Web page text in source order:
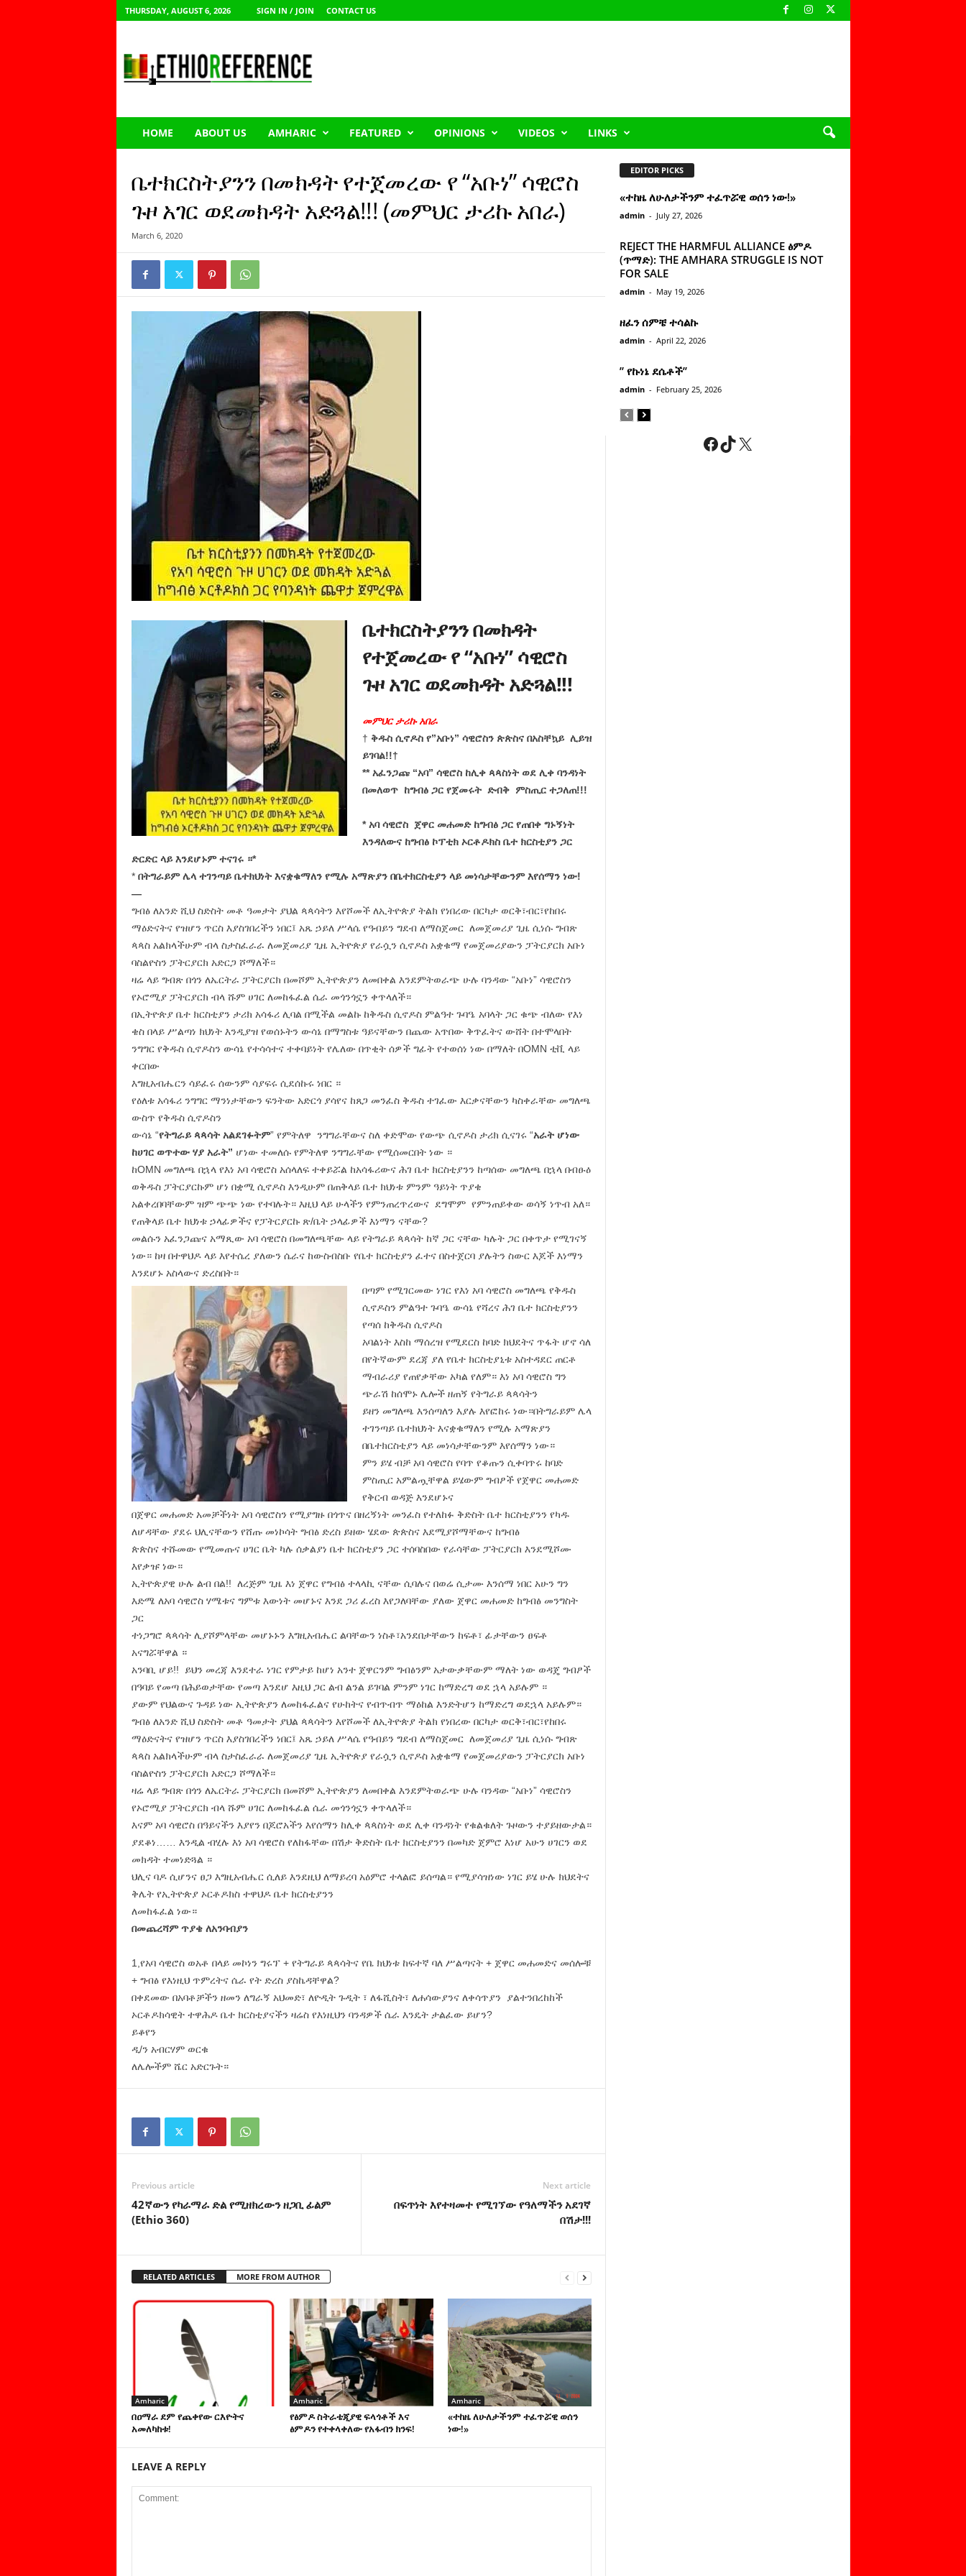
THURSDAY, AUGUST 6, 2026 SIGN IN / JOIN CONTACT US
h
HOME ABOUT US AMHARIC FEATURED OPINIONS VIDEOS LINKS
ቤተክርስትያንን በመክዳት የተጀመረው የ “አቡነ” ሳዊሮስ
ጉዞ አገር ወደመክዳት አድጓል!!! (መምህር ታሪኩ አበራ)
March 6, 2020
ቤተክርስትያንን በመክዳት
የተጀመረው የ “አቡነ” ሳዊሮስ
ጉዞ አገር ወደመክዳት አድጓል!!!
መምህር ታሪኩ አበራ
† ቅዱስ ሲኖዶስ የ”አቡነ” ሳዊሮስን ጵጵስና በአስቸኳይ ሊይዝ
ይገባል!!†
** አፈንጋጩ “አባ” ሳዊሮስ ከሊቀ ጳጳስነት ወደ ሊቀ ባንዳነት
በመለወጥ ከግብፅ ጋር የጀመሩት ድብቅ ምስጢር ተጋለጠ!!!
* አባ ሳዊሮስ ጀዋር መሐመድ ከግብፅ ጋር የጠበቀ ግኑኝነት
እንዳለውና ከግብፅ ኮፕቲክ ኦርቶዶክስ ቤተ ክርስቲያን ጋር
ድርድር ላይ እንደሆኑም ተናገሩ ።*
* በትግራይም ሌላ ተገንጣይ ቤተክህነት እናቋቁማለን የሚሉ አማጽያን በቤተክርስቲያን ላይ መነሳታቸውንም እየሰማን ነው!
—
ግብፅ ለአንድ ሺህ ስድስት መቶ ዓመታት ያህል ጳጳሳትን እየሾመች ለኢትዮጵያ ትልክ የነበረው በርካታ ወርቅ፣ብር፣የከበሩ
ማዕድናትና የዝሆን ጥርስ እያስገበረችን ነበር፤ አጼ ኃይለ ሥላሴ የዓብይን ግደብ ለማስጀመር ለመጀመሪያ ጊዜ ሲነሱ ግብጽ
ጳጳስ አልክላችሁም ብላ ስታስፈራራ ለመጀመሪያ ጊዜ ኢትዮጵያ የራሷን ሲኖዶስ አቋቁማ የመጀመሪያውን ፓትርያርክ አቡነ
ባስልዮስን ፓትርያርክ አድርጋ ሾማለች።
ዛሬ ላይ ግብጽ በጎን ለኤርትራ ፓትርያርክ በመሾም ኢትዮጵያን ለመበቀል እንደምትወራጭ ሁሉ ባንዳው “አቡነ” ሳዊሮስን
የኦሮሚያ ፓትርያርክ ብላ ሹም ሀገር ለመከፋፈል ሴራ መጎንጎኗን ቀጥላለች።
በኢትዮጵያ ቤተ ክርስቲያን ታሪክ አሳፋሪ ሊባል በሚችል መልኩ ከቅዱስ ሲኖዶስ ምልዓተ ጉባዔ አባላት ጋር ቁጭ ብለው የእነ
ቄስ በላይ ሥልጣነ ክህነት እንዲያዝ የወሰኑትን ውሳኔ በማግስቱ ዓይናቸውን በጨው አጥበው ቅጥፈትና ውሸት በተሞላበት
ንግግር የቅዱስ ሲኖዶስን ውሳኔ የተሳሳተና ተቀባይነት የሌለው በጥቂት ሰዎች ግፊት የተወሰነ ነው በማለት በOMN ቲቪ ላይ
ቀርበው
እግዚአብሔርን ሳይፈሩ ሰውንም ሳያፍሩ ሲደሰኩሩ ነበር ።
የዕለቱ አሳፋሪ ንግግር ማንነታቸውን ፍንትው አድርጎ ያሳየና ከጸጋ መንፈስ ቅዱስ ተገፈው እርቃናቸውን ካስቀራቸው መግለጫ
ውስጥ የቅዱስ ሲኖዶስን
ውሳኔ “የትግራይ ጳጳሳት አልደገፉትም” የምትለዋ ንግግራቸውና ስለ ቀድሞው የውጭ ሲኖዶስ ታሪክ ሲናገሩ “አራት ሆነው
ከሀገር ወጥተው ሃያ አራት” ሆነው ተመለሱ የምትለዋ ንግግራቸው የሚሰመርበት ነው ።
ከOMN መግለጫ በኋላ የእነ አባ ሳዊሮስ አሰላለፍ ተቀይሯል ከአሳፋሪውና ሕገ ቤተ ክርስቲያንን ከጣሰው መግለጫ በኋላ በብፁዕ
ወቅዱስ ፓትርያርኩም ሆነ በቋሚ ሲኖዶስ እንዲሁም በጠቅላይ ቤተ ክህነቱ ምንም ዓይነት ጥያቄ
አልቀረበባቸውም ዝም ጭጭ ነው የተባሉት። እዚህ ላይ ሁላችን የምንጠረጥረውና ደግሞም የምንጠይቀው ወሳኝ ነጥብ አለ።
የጠቅላይ ቤተ ክህነቱ ኃላፊዎችና የፓትርያርኩ ጽ/ቤት ኃላፊዎች እነማን ናቸው?
መልሱን አፈንጋጩና አማጺው አባ ሳዊሮስ በመግለጫቸው ላይ የትግራይ ጳጳሳት ከኛ ጋር ናቸው ካሉት ጋር በቀጥታ የሚገናኝ
ነው። ከዛ በተዋህዶ ላይ እየተሴረ ያለውን ሴራና ከውስብስቡ የቤተ ክርስቲያን ፈተና በስተጀርባ ያሉትን ስውር እጆች እነማን
እንደሆኑ አስላውና ድረስበት።
በጣም የሚገርመው ነገር የእነ አባ ሳዊሮስ መግለጫ የቅዱስ
ሲኖዶስን ምልዓተ ጉባዔ ውሳኔ የሻረና ሕገ ቤተ ክርስቲያንን
የጣሰ ከቅዱስ ሲኖዶስ
አባልነት እስከ ማሰረዝ የሚደርስ ከባድ ክህደትና ጥፋት ሆኖ ሳለ
በየትኛውም ደረጃ ያለ የቤተ ክርስቲያኒቱ አስተዳደር ጠርቶ
ማብራሪያ የጠየቃቸው አካል የለም። እነ አባ ሳዊሮስ ግን
ጭራሽ ከሰሞኑ ሌሎች ዘጠኝ የትግራይ ጳጳሳትን
ይዘን መግለጫ እንሰጣለን እያሉ እየፎከሩ ነው።በትግራይም ሌላ
ተገንጣይ ቤተክህነት እናቋቁማለን የሚሉ አማጽያን
በቤተክርስቲያን ላይ መነሳታቸውንም እየሰማን ነው።
ምን ይሄ ብቻ አባ ሳዊሮስ የባጥ የቆጡን ሲቀባጥሩ ከባድ
ምስጢር አምልጧቸዋል ይሄውም ግብፆች የጀዋር መሐመድ
የቅርብ ወዳጅ እንደሆኑና
በጀዋር መሐመድ አመቻችነት አባ ሳዊሮስን የሚያግዙ በጎጥና በዘረኝነት መንፈስ የተለከፉ ቅድስት ቤተ ክርስቲያንን የካዱ
ለሆዳቸው ያደሩ ህሊናቸውን የሸጡ መነኮሳት ግብፅ ድረስ ይዘው ሄደው ጵጵስና እደሚያሾማቸውና ከግብፅ
ጵጵስና ተሹመው የሚመጡና ሀገር ቤት ካሉ ሰቃልያነ ቤተ ክርስቲያን ጋር ተሰባስበው የራሳቸው ፓትርያርክ እንደሚሾሙ
እየቃዡ ነው።
ኢትዮጵያዊ ሁሉ ልብ በል!! ለረጅም ጊዜ እነ ጀዋር የግብፅ ተላላኪ ናቸው ሲባሉና በወሬ ሲታሙ እንሰማ ነበር አሁን ግን
እድሜ ለአባ ሳዊሮስ ሃሜቱና ግምቱ እውነት መሆኑና እንደ ጋሪ ፈረስ እየጋለባቸው ያለው ጀዋር መሐመድ ከግብፅ መንግስት
ጋር
ተነጋግሮ ጳጳሳት ሊያሾምላቸው መሆኑኑን እግዚአብሔር ልባቸውን ነስቶ፣አንደበታቸውን ከፍቶ፣ ፊታቸውን ፀፍቶ
አናግሯቸዋል ።
አንባቢ ሆይ!! ይህን መረጃ እንደተራ ነገር የምታይ ከሆነ አንተ ጀዋርንም ግብፅንም አታውቃቸውም ማለት ነው ወዳጄ ግብፆች
በዓባይ የመጣ በሕይወታቸው የመጣ እንደሆ እዚህ ጋር ልብ ልንል ይገባል ምንም ነገር ከማድረግ ወደ ኋላ አይሉም ።
ያውም የህልውና ጉዳይ ነው ኢትዮጵያን ለመከፋፈልና የሁከትና የብጥብጥ ማዕከል እንድትሆን ከማድረግ ወደኋላ አይሉም።
ግብፅ ለአንድ ሺህ ስድስት መቶ ዓመታት ያህል ጳጳሳትን እየሾመች ለኢትዮጵያ ትልክ የነበረው በርካታ ወርቅ፣ብር፣የከበሩ
ማዕድናትና የዝሆን ጥርስ እያስገበረችን ነበር፤ አጼ ኃይለ ሥላሴ የዓብይን ግደብ ለማስጀመር ለመጀመሪያ ጊዜ ሲነሱ ግብጽ
ጳጳስ አልክላችሁም ብላ ስታስፈራራ ለመጀመሪያ ጊዜ ኢትዮጵያ የራሷን ሲኖዶስ አቋቁማ የመጀመሪያውን ፓትርያርክ አቡነ
ባስልዮስን ፓትርያርክ አድርጋ ሾማለች።
ዛሬ ላይ ግብጽ በጎን ለኤርትራ ፓትርያርክ በመሾም ኢትዮጵያን ለመበቀል እንደምትወራጭ ሁሉ ባንዳው “አቡነ” ሳዊሮስን
የኦሮሚያ ፓትርያርክ ብላ ሹም ሀገር ለመከፋፈል ሴራ መጎንጎኗን ቀጥላለች።
እናም አባ ሳዊሮስ በዓይናችን እያየን በጆሮአችን እየሰማን ከሊቀ ጳጳስነት ወደ ሊቀ ባንዳነት የቁልቁለት ጉዞውን ተያይዘውታል።
ያደቆነ…… እንዲል ብሂሉ እነ አባ ሳዊሮስ የለከፋቸው በሽታ ቅድስት ቤተ ክርስቲያንን በመካድ ጀምሮ እነሆ አሁን ሀገርን ወደ
መክዳት ተመነድጓል ።
ህሊና ባዶ ሲሆንና ፀጋ እግዚአብሔር ሲለይ እንደዚህ ለማይረባ አዕምሮ ተላልፎ ይሰጣል። የሚያሳዝነው ነገር ይሄ ሁሉ ክህደትና
ቅሌት የኢትዮጵያ ኦርቶዶክስ ተዋህዶ ቤተ ክርስቲያንን
ለመከፋፈል ነው።
በመጨረሻም ጥያቄ ለአንባብያን
1,የአባ ሳዊሮስ ወአቶ በላይ መኮነን ግሩፕ + የትግራይ ጳጳሳትና የቤ ክህነቱ ከፍተኛ ባለ ሥልጣናት + ጀዋር መሐመድና መሰሎቹ
+ ግብፅ የእነዚህ ጥምረትና ሴራ የት ድረስ ያስኬዳቸዋል?
በቀደመው በአባቶቻችን ዘመን ለግራኝ አህመድ፣ ለዮዲት ጉዲት ፣ ለፋሺስት፣ ለሐሳውያንና ለቀሳጥያን ያልተንበረከከች
ኦርቶዶክሳዊት ተዋሕዶ ቤተ ክርስቲያናችን ዛሬስ የእነዚህን ባንዳዎች ሴራ እንዴት ታልፈው ይሆን?
ይቆየን
ዲ/ን አብርሃም ወርቁ
ለሌሎችም ሼር አድርጉት።
Previous article
42ኛውን የካራማራ ድል የሚዘክረውን ዘጋቢ ፊልም
(Ethio 360)
Next article
በፍጥነት እየተዛመተ የሚገኘው የዓለማችን አደገኛ
በሽታ!!!
RELATED ARTICLES MORE FROM AUTHOR
Amharic
በዐማራ ደም የጨቀየው ርእዮትና
አመለካከቱ!
Amharic
የፅምዶ ስትራቴጂያዊ ፍላጎቶች እና
ፅምዶን የተቀላቀለው የአፋብን ክንፍ!
Amharic
«ተከዜ ለሁለታችንም ተፈጥሯዊ ወሰን
ነው!»
LEAVE A REPLY
EDITOR PICKS
«ተከዜ ለሁለታችንም ተፈጥሯዊ ወሰን ነው!»
admin - July 27, 2026
REJECT THE HARMFUL ALLIANCE ፅምዶ
(ጥማድ): THE AMHARA STRUGGLE IS NOT
FOR SALE
admin - May 19, 2026
ዘፈን ሰምቼ ተሳልኩ
admin - April 22, 2026
” የኩነኔ ደሴቶች’’
admin - February 25, 2026
Facebook
TikTok
X